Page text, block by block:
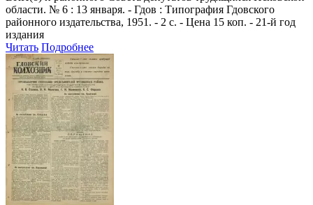
области. № 6 : 13 января. - Гдов : Типография Гдовского
районного издательства, 1951. - 2 с. - Цена 15 коп. - 21-й год
издания
Читать Подробнее